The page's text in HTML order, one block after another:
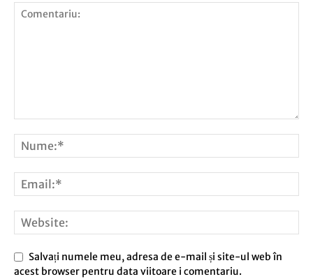
Salvați numele meu, adresa de e-mail și site-ul web în
acest browser pentru data viitoare i comentariu.